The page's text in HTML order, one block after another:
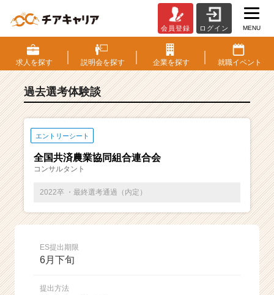
S・
選
考
験
ベ
チ
ー・
成
会員登録 ログイン MENU
求人を探す 説明会を探す 企業を探す 就職イベント
過去選考体験談
エントリーシート
全国共済農業協同組合連合会
コンサルタント
2022卒 ・最終選考通過（内定）
ES提出期限
6月下旬
提出方法